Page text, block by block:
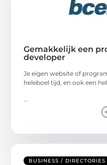
Gemakkelijk een
developer
Je eigen website of
heleboel tijd, en ook een
BUSINESS / DIRECTORIES